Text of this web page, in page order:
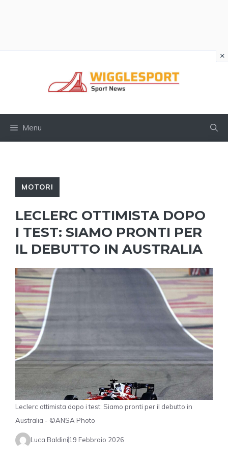
Menu
MOTORI
LECLERC OTTIMISTA DOPO
I TEST: SIAMO PRONTI PER
IL DEBUTTO IN AUSTRALIA
Leclerc ottimista dopo i test: Siamo pronti per il debutto in
Australia - ©ANSA Photo
Luca Baldini19 Febbraio 2026
×